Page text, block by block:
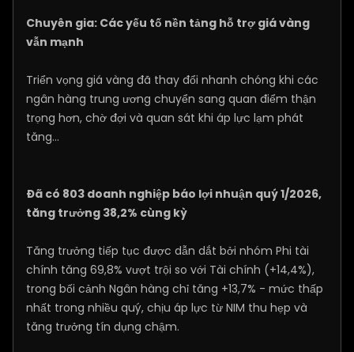
Chuyên gia: Các yếu tố nền tảng hỗ trợ giá vàng
vẫn mạnh
Triển vọng giá vàng đã thay đổi nhanh chóng khi các
ngân hàng trung ương chuyển sang quan điểm thận
trọng hơn, chờ đợi và quan sát khi áp lực lạm phát
tăng...
Đã có 803 doanh nghiệp báo lợi nhuận quý 1/2026,
tăng trưởng 38,2% cùng kỳ
Tăng trưởng tiếp tục được dẫn dắt bởi nhóm Phi tài
chính tăng 69,8% vượt trội so với Tài chính (+14,4%),
trong bối cảnh Ngân hàng chỉ tăng +13,7% - mức thấp
nhất trong nhiều quý, chịu áp lực từ NIM thu hẹp và
tăng trưởng tín dụng chậm.